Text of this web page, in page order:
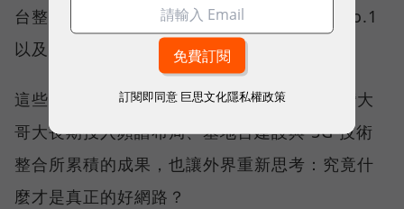
台整體語音體驗 No.1、全台 5G 語音體驗 No.1
以及全台網路在線率 No.1 多項榮譽。
這些獎項反映的不只是網路順暢，更代表台灣大
哥大長期投入頻譜布局、基地台建設與 5G 技術
整合所累積的成果，也讓外界重新思考：究竟什
麼才是真正的好網路？
訂閱即同意 巨思文化隱私權政策